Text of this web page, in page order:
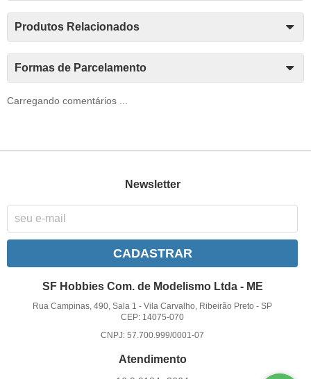
Produtos Relacionados
Formas de Parcelamento
Carregando comentários ...
Newsletter
CADASTRAR
SF Hobbies Com. de Modelismo Ltda - ME
Rua Campinas, 490, Sala 1 -Vila Carvalho, Ribeirão Preto -SP
CEP: 14075-070
CNPJ: 57.700.999/0001-07
Atendimento